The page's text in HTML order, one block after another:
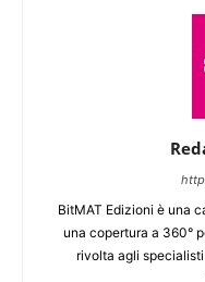
BitMAT Edizioni è una
una copertura a 360°
rivolta agli